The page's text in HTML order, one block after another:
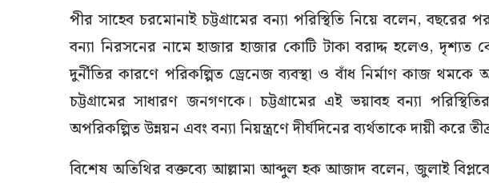
পীর সাহেব চরমোনাই চট্টগ্রামের বন্যা পরিস্থিতি নিয়ে বলেন, বছরের
বন্যা নিরসনের নামে হাজার হাজার কোটি টাকা বরাদ্দ হলেও,
দুর্নীতির কারণে পরিকল্পিত ড্রেনেজ ব্যবস্থা ও বাঁধ নির্মাণ কাজ
চট্টগ্রামের সাধারণ জনগণকে। চট্টগ্রামের এই ভয়াবহ বন্যা
অপরিকল্পিত উন্নয়ন এবং বন্যা নিয়ন্ত্রণে দীর্ঘদিনের ব্যর্থতাকে দায়ী করে
বিশেষ অতিথির বক্তব্যে আল্লামা আব্দুল হক আজাদ বলেন, জুলাই